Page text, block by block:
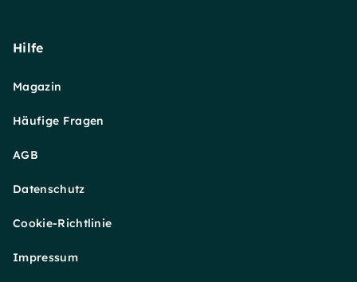
Hilfe
Magazin
Häufige Fragen
AGB
Datenschutz
Cookie-Richtlinie
Impressum